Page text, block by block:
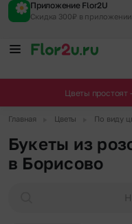
Приложение Flor2U
Скидка 300₽ в приложении
Цветы простоят
Главная Цветы По виду
Букеты из
в Борисово